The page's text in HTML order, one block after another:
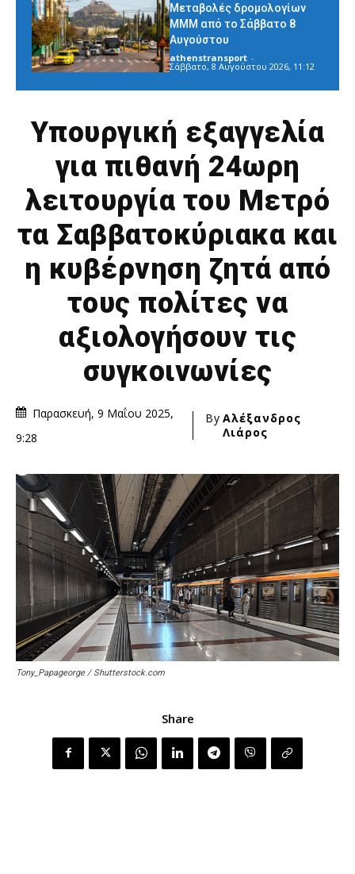
Μεταβολές δρομολογίων
ΜΜΜ από το Σάββατο 8
Αυγούστου
athenstransport -
Σάββατο, 8 Αυγούστου 2026, 11:12
Υπουργική εξαγγελία
για πιθανή 24ωρη
λειτουργία του Μετρό
τα Σαββατοκύριακα και
η κυβέρνηση ζητά από
τους πολίτες να
αξιολογήσουν τις
συγκοινωνίες
Παρασκευή, 9 Μαΐου 2025,
9:28
By Αλέξανδρος
Λιάρος
Tony_Papageorge / Shutterstock.com
Share